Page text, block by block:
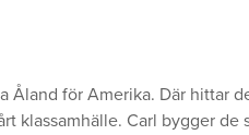
Åland för Amerika. Där hittar
klassamhälle. Carl bygger de